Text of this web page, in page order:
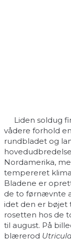
Liden soldug
vådere forhold
rundbladet og
Nordamerika,
tempereret
Bladene er
de to førnævnte
idet den er bøjet
rosetten hos de
til august. På
blærerod